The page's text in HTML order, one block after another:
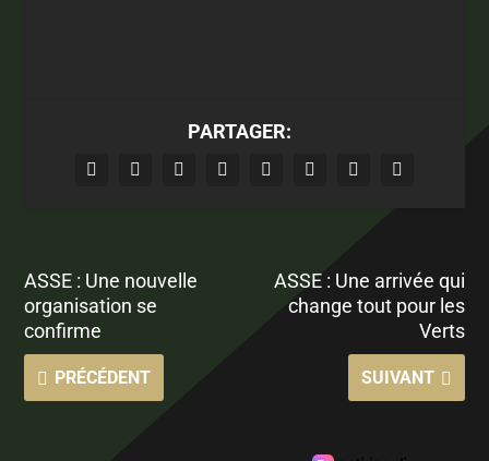
PARTAGER:
ASSE : Une nouvelle
organisation se
confirme
PRÉCÉDENT
ASSE : Une arrivée qui
change tout pour les
Verts
SUIVANT